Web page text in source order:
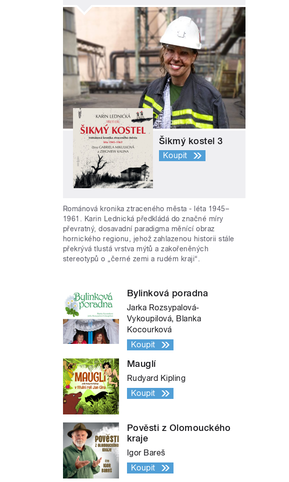
Šikmý kostel 3
Koupit
Románová kronika ztraceného města - léta 1945–
1961. Karin Lednická předkládá do značné míry
převratný, dosavadní paradigma měnící obraz
hornického regionu, jehož zahlazenou historii stále
překrývá tlustá vrstva mýtů a zakořeněných
stereotypů o „černé zemi a rudém kraji“.
Bylinková poradna
Jarka Rozsypalová-
Vykoupilová, Blanka
Kocourková
Koupit
Mauglí
Rudyard Kipling
Koupit
Pověsti z Olomouckého
kraje
Igor Bareš
Koupit